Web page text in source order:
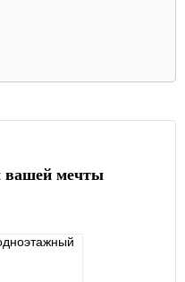
вашей мечты